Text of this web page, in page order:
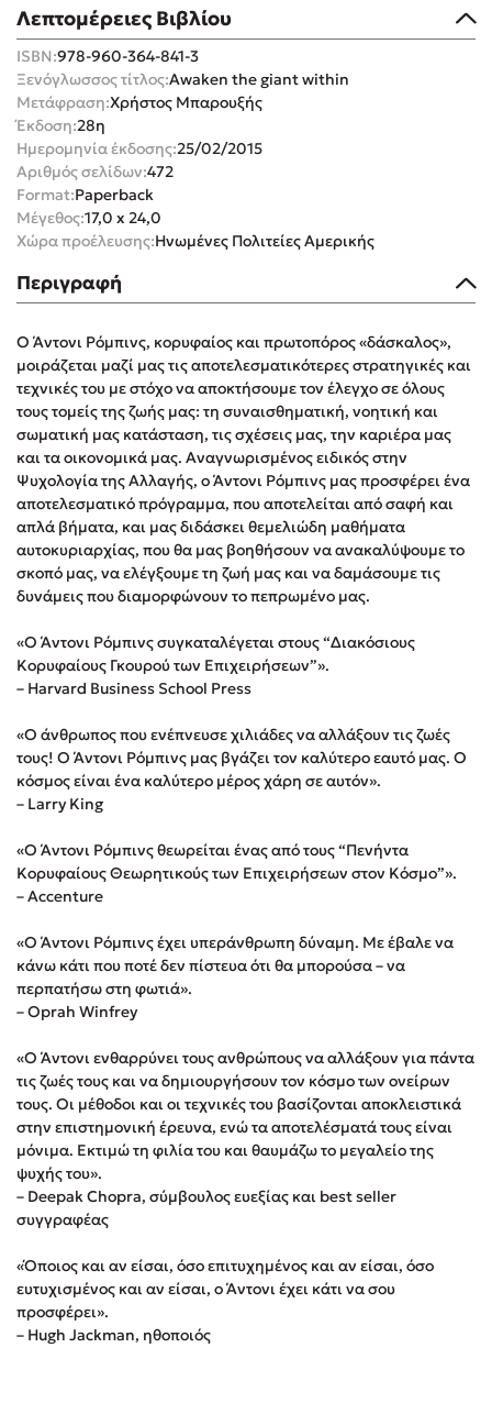
Mel Robbins
Δημοφιλείς Συγγραφείς
Φυστίκι ΠουΚυλάει
Παύλος Καστανάς
El Sombrero
Στέφανος Ξενάκης
Sebastian Fitzek
Freida McFadden
Κατρίνα Τσάνταλη
Lucinda Riley
Mimi Matthews
Rebecca Yarros
Teo Benedetti
Emily Henry
Ali Hazelwood
Cori Doerrfeld
Δανάη Ιμπραχήμ
Δημοφιλή Άρθρα
3 βιβλία βασισμένα σε αληθινά γεγονότα!
Τεστ: Ποιο αστυνομικό βιβλίο σου ταιριάζει για το καλοκαίρι;
Μια λέξη που συχνά νιώθεις αλλά την αγνοείς
Τι είναι η νευροποικιλότητα; Η Δρ. Δανάη Δεληγεώργη
απαντά!
Συγχαρητήρια, Πέθανες! Μια ξενάγηση στον Άδη της
ελληνικής μυθολογίας
3 βιβλία που μπορείς να διαβάσεις σε μια μέρα!
Εύκολη συνταγή για chicken BBQ pizza από τον Άκη
Διακοπές με τα παιδιά: Η ανάγκη μας για παύση σε μετωπική
σύγκρουση με τη δική τους για εκτόνωση
Πάνω, κάτω, μπροστά, πίσω; Κάνε το τεστ και ανακάλυψε την
τάση σου!
Λεπτομέρειες Βιβλίου
ISBN:978-960-364-841-3
Ξενόγλωσσος τίτλος:Awaken the giant within
Μετάφραση:Χρήστος Μπαρουξής
Έκδοση:28η
Ημερομηνία έκδοσης:25/02/2015
Αριθμός σελίδων:472
Format:Paperback
Μέγεθος:17,0 x 24,0
Χώρα προέλευσης:Ηνωμένες Πολιτείες Αμερικής
Περιγραφή
Ο Άντονι Ρόμπινς, κορυφαίος και πρωτοπόρος «δάσκαλος»,
μοιράζεται μαζί μας τις αποτελεσματικότερες στρατηγικές και
τεχνικές του με στόχο να αποκτήσουμε τον έλεγχο σε όλους
τους τομείς της ζωής μας: τη συναισθηματική, νοητική και
σωματική μας κατάσταση, τις σχέσεις μας, την καριέρα μας
και τα οικονομικά μας. Αναγνωρισμένος ειδικός στην
Ψυχολογία της Αλλαγής, ο Άντονι Ρόμπινς μας προσφέρει ένα
αποτελεσματικό πρόγραμμα, που αποτελείται από σαφή και
απλά βήματα, και μας διδάσκει θεμελιώδη μαθήματα
αυτοκυριαρχίας, που θα μας βοηθήσουν να ανακαλύψουμε το
σκοπό μας, να ελέγξουμε τη ζωή μας και να δαμάσουμε τις
δυνάμεις που διαμορφώνουν το πεπρωμένο μας.
«Ο Άντονι Ρόμπινς συγκαταλέγεται στους “Διακόσιους
Κορυφαίους Γκουρού των Επιχειρήσεων”».
– Harvard Business School Press
«Ο άνθρωπος που ενέπνευσε χιλιάδες να αλλάξουν τις ζωές
τους! Ο Άντονι Ρόμπινς μας βγάζει τον καλύτερο εαυτό μας. Ο
κόσμος είναι ένα καλύτερο μέρος χάρη σε αυτόν».
– Larry King
«Ο Άντονι Ρόμπινς θεωρείται ένας από τους “Πενήντα
Κορυφαίους Θεωρητικούς των Επιχειρήσεων στον Κόσμο”».
– Accenture
«O Άντονι Ρόμπινς έχει υπεράνθρωπη δύναμη. Με έβαλε να
κάνω κάτι που ποτέ δεν πίστευα ότι θα μπορούσα – να
περπατήσω στη φωτιά».
– Oprah Winfrey
«Ο Άντονι ενθαρρύνει τους ανθρώπους να αλλάξουν για πάντα
τις ζωές τους και να δημιουργήσουν τον κόσμο των ονείρων
τους. Οι μέθοδοι και οι τεχνικές του βασίζονται αποκλειστικά
στην επιστημονική έρευνα, ενώ τα αποτελέσματά τους είναι
μόνιμα. Εκτιμώ τη φιλία του και θαυμάζω το μεγαλείο της
ψυχής του».
– Deepak Chopra, σύμβουλος ευεξίας και best seller
συγγραφέας
«Όποιος και αν είσαι, όσο επιτυχημένος και αν είσαι, όσο
ευτυχισμένος και αν είσαι, ο Άντονι έχει κάτι να σου
προσφέρει».
– Hugh Jackman, ηθοποιός